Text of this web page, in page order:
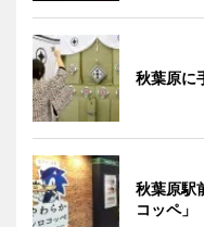
秋葉原に
秋葉原駅
コッペ」